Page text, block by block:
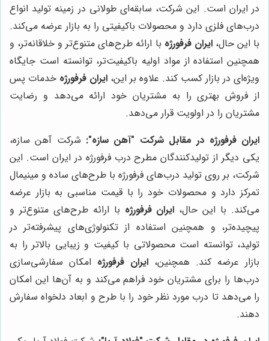
در ایران است. این شرکت، سابقه‌ای طولانی در زمینه تولید انواع
درب‌های فلزی دارد و محصولات باکیفیتی را به بازار عرضه می‌کند.
با این حال،ایران فرفورژه با ارائه طرح‌های متنوع‌تر و خلاقانه‌تر، و
همچنین استفاده از مواد اولیه باکیفیت‌تر، توانسته است جایگاه
ویژه‌ای در بازار کسب کند. علاوه بر این، ایران فرفورژه خدمات پس
از فروش بهتری را به مشتریان خود ارائه می‌دهد و رضایت
مشتریان را در اولویت قرار می‌دهد.
ایران فرفورژه در مقابل شرکت "آهن سازه": شرکت آهن سازه،
یکی دیگر از تولیدکنندگان مطرح درب فرفورژه در ایران است. این
شرکت، بر روی تولید درب‌های فرفورژه با طرح‌های ساده و مینیمال
تمرکز دارد و محصولات خود را با قیمت مناسبی به بازار عرضه
می‌کند. با این حال، ایران فرفورژه با ارائه طرح‌های متنوع‌تر و
پیچیده‌تر، و همچنین استفاده از تکنولوژی‌های پیشرفته‌تر در
تولید، توانسته است محصولاتی با کیفیت و زیبایی بالاتر را به
بازار عرضه کند. همچنین، ایران فرفورژه امکان سفارشی‌سازی
درب‌ها را برای مشتریان خود فراهم می‌کند و به آن‌ها این امکان
را می‌دهد تا درب مورد نظر خود را با طرح و ابعاد دلخواه سفارش
دهند.